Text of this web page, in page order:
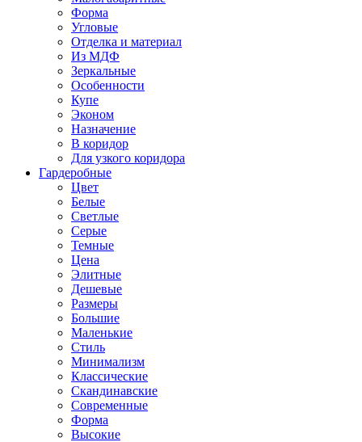
Форма
Угловые
Отделка и материал
Из МДФ
Зеркальные
Особенности
Купе
Эконом
Назначение
В коридор
Для узкого коридора
Гардеробные
Цвет
Белые
Светлые
Серые
Темные
Цена
Элитные
Дешевые
Размеры
Большие
Маленькие
Стиль
Минимализм
Классические
Скандинавские
Современные
Форма
Высокие